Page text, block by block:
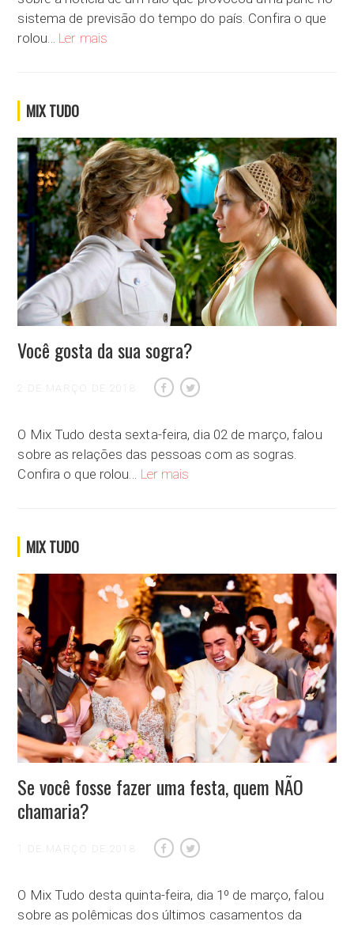
sistema de previsão do tempo do país. Confira o que
rolou… Ler mais
MIX TUDO
Você gosta da sua sogra?
2 DE MARÇO DE 2018
O Mix Tudo desta sexta-feira, dia 02 de março, falou
sobre as relações das pessoas com as sogras.
Confira o que rolou… Ler mais
MIX TUDO
Se você fosse fazer uma festa, quem NÃO
chamaria?
1 DE MARÇO DE 2018
O Mix Tudo desta quinta-feira, dia 1º de março, falou
sobre as polêmicas dos últimos casamentos da